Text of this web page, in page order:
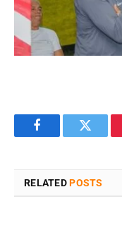
FacebookTwitter
RELATEDPOSTS